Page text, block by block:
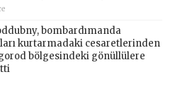
bombardımanda
kurtarmadaki cesaretlerinden
bölgesindeki gönüllülere